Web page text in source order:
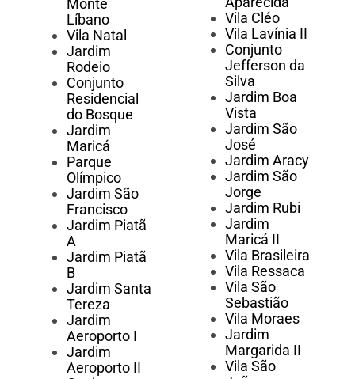
Monte
Líbano
Vila Natal
Jardim
Rodeio
Conjunto
Residencial
do Bosque
Jardim
Maricá
Parque
Olímpico
Jardim São
Francisco
Jardim Piatã
A
Jardim Piatã
B
Jardim Santa
Tereza
Jardim
Aeroporto I
Jardim
Aeroporto II
Vila Cléo
Vila Lavínia II
Conjunto
Jefferson da
Silva
Jardim Boa
Vista
Jardim São
José
Jardim Aracy
Jardim São
Jorge
Jardim Rubi
Jardim
Maricá II
Vila Brasileira
Vila Ressaca
Vila São
Sebastião
Vila Moraes
Jardim
Margarida II
Vila São